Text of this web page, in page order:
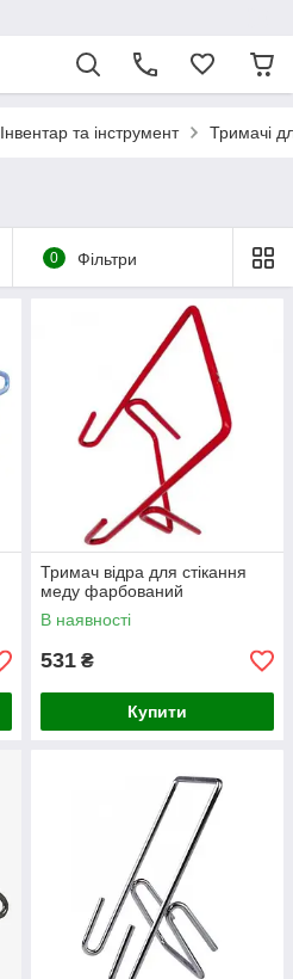
Інвентар та інструмент Тримачі
0 Фільтри
Тримач відра для стікання
меду фарбований
В наявності
531 ₴
Купити